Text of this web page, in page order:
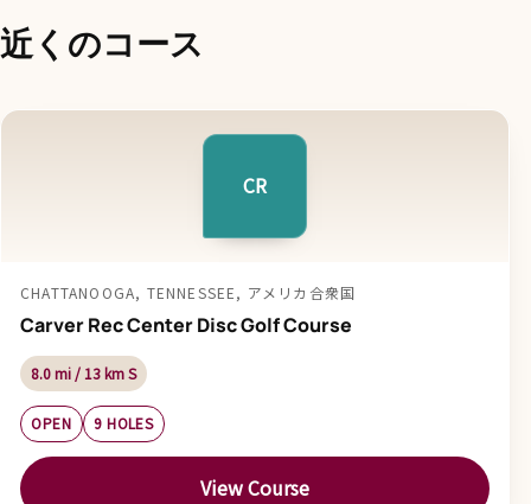
近くのコース
CR
CHATTANOOGA, TENNESSEE, アメリカ合衆国
Carver Rec Center Disc Golf Course
8.0 mi / 13 km S
OPEN 9 HOLES
View Course